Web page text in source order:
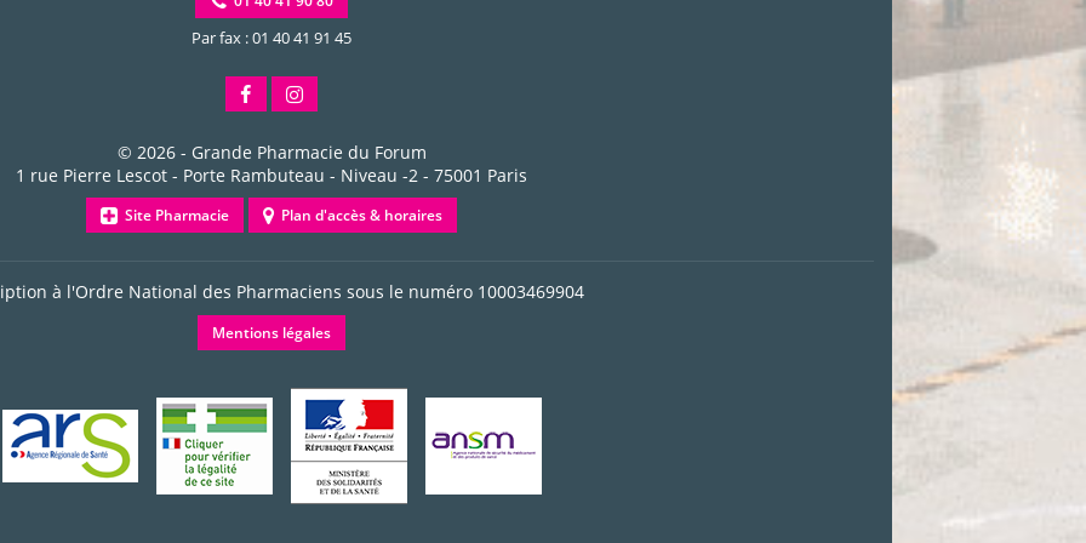
Par fax : 01 40 41 91 45
© 2026 - Grande Pharmacie du Forum
1 rue Pierre Lescot - Porte Rambuteau - Niveau -2 - 75001 Paris
Site Pharmacie Plan d'accès & horaires
à l'Ordre National des Pharmaciens sous le numéro 10003469904
Mentions légales